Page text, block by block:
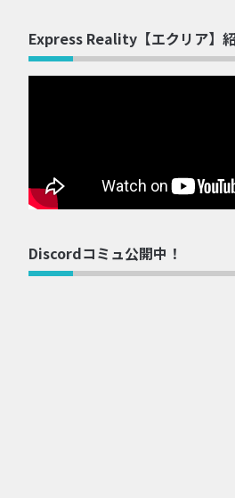
Express Reality【エクリア】
Discordコミュ公開中！